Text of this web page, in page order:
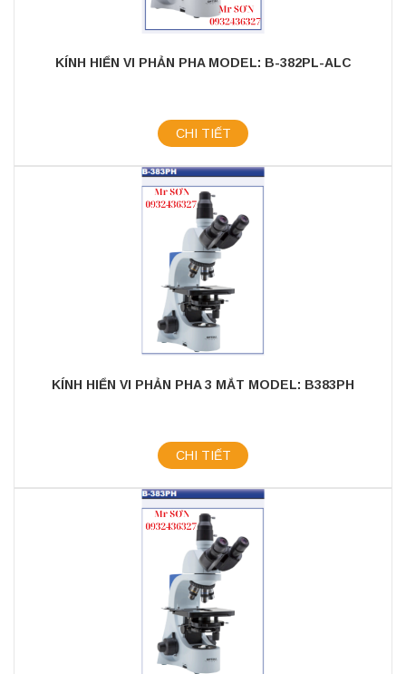
KÍNH HIỂN VI PHẢN PHA MODEL: B-382PL-ALC
CHI TIẾT
KÍNH HIỂN VI PHẢN PHA 3 MẮT MODEL: B383PH
CHI TIẾT